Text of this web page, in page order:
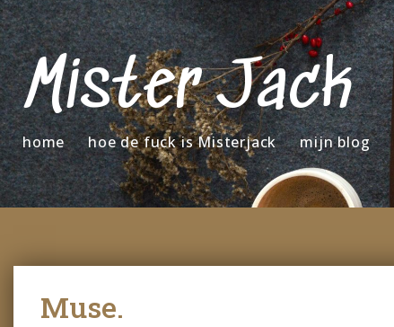
Mister Jack
home hoe de fuck is Misterjack mijn blog
Muse.